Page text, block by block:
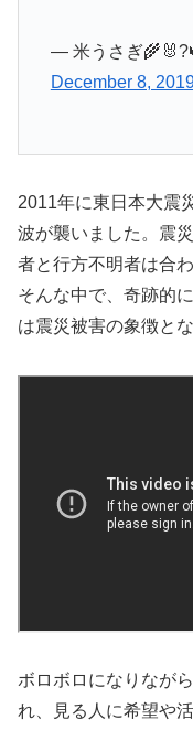
— 米うさぎ
December 8,
2011年に東日本大震
波が襲いました。震
者と行方不明者は合
そんな中で、奇跡的
は震災被害の象徴と
ボロボロになりなが
れ、見る人に希望や